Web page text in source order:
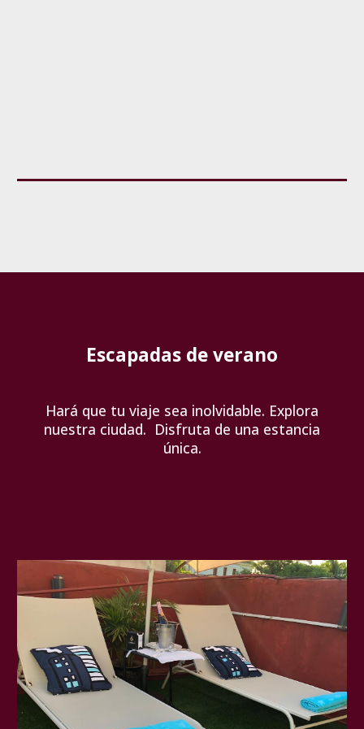
Escapadas de verano
Hará que tu viaje sea inolvidable. Explora
nuestra ciudad. Disfruta de una estancia
única.